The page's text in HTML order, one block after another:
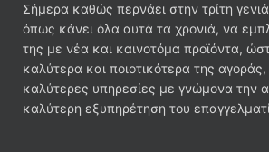
Σήμερα καθώς περνάει στην τρίτη
όπως κάνει όλα αυτά τα χρονιά, να
της με νέα και καινοτόμα προϊόντα,
καλύτερα και ποιοτικότερα της
καλύτερες υπηρεσίες με γνώμονα την
καλύτερη εξυπηρέτηση του